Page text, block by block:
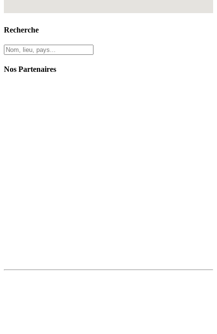
Recherche
Nos Partenaires